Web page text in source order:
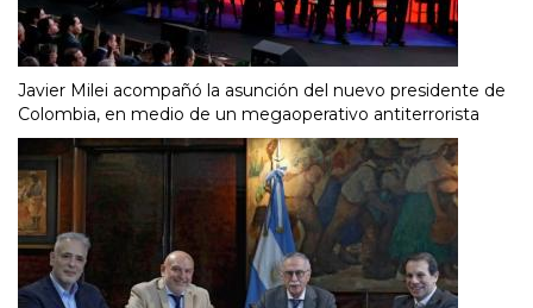
Javier Milei acompañó la asunción del nuevo presidente de
Colombia, en medio de un megaoperativo antiterrorista